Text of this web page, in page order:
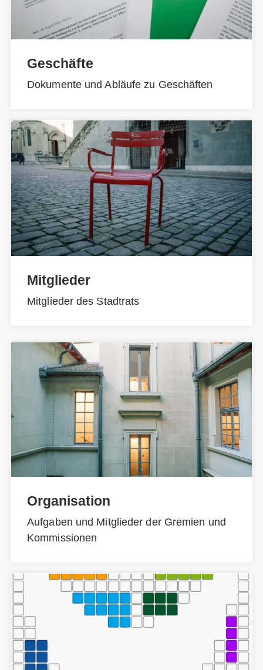
Geschäfte
Dokumente und Abläufe zu Geschäften
Mitglieder
Mitglieder des Stadtrats
Organisation
Aufgaben und Mitglieder der Gremien und
Kommissionen